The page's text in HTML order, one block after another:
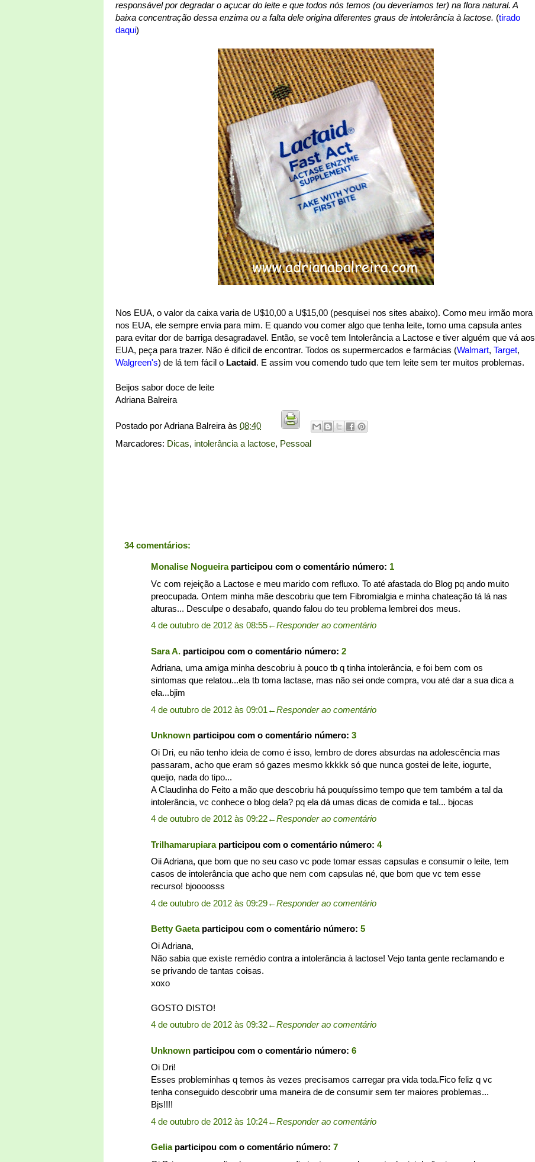
responsável por degradar o açucar do leite e que todos nós temos (ou deveríamos ter) na flora natural. A
baixa concentração dessa enzima ou a falta dele origina diferentes graus de intolerância à lactose. (tirado
daqui)
Nos EUA, o valor da caixa varia de U$10,00 a U$15,00 (pesquisei nos sites abaixo). Como meu irmão mora
nos EUA, ele sempre envia para mim. E quando vou comer algo que tenha leite, tomo uma capsula antes
para evitar dor de barriga desagradavel. Então, se você tem Intolerância a Lactose e tiver alguém que vá aos
EUA, peça para trazer. Não é dificil de encontrar. Todos os supermercados e farmácias (Walmart, Target,
Walgreen's) de lá tem fácil o Lactaid. E assim vou comendo tudo que tem leite sem ter muitos problemas.
Beijos sabor doce de leite
Adriana Balreira
Postado porAdriana Balreira às 08:40
Marcadores: Dicas, intolerância a lactose, Pessoal
34 comentários:
Monalise Nogueiraparticipou com o comentário número: 1
Vc com rejeição a Lactose e meu marido com refluxo. To até afastada do Blog pq ando muito
preocupada. Ontem minha mãe descobriu que tem Fibromialgia e minha chateação tá lá nas
alturas... Desculpe o desabafo, quando falou do teu problema lembrei dos meus.
4 de outubro de 2012 às 08:55←Responder ao comentário
Sara A. participou com o comentário número: 2
Adriana, uma amiga minha descobriu à pouco tb q tinha intolerância, e foi bem com os
sintomas que relatou...ela tb toma lactase, mas não sei onde compra, vou até dar a sua dica a
ela...bjim
4 de outubro de 2012 às 09:01 ←Responder ao comentário
Unknown participou com o comentário número: 3
Oi Dri, eu não tenho ideia de como é isso, lembro de dores absurdas na adolescência mas
passaram, acho que eram só gazes mesmo kkkkk só que nunca gostei de leite, iogurte,
queijo, nada do tipo...
A Claudinha do Feito a mão que descobriu há pouquíssimo tempo que tem também a tal da
intolerância, vc conhece o blog dela? pq ela dá umas dicas de comida e tal... bjocas
4 de outubro de 2012 às 09:22←Responder ao comentário
Trilhamarupiaraparticipou com o comentário número: 4
Oii Adriana, que bom que no seu caso vc pode tomar essas capsulas e consumir o leite, tem
casos de intolerância que acho que nem com capsulas né, que bom que vc tem esse
recurso! bjoooosss
4 de outubro de 2012 às 09:29←Responder ao comentário
Betty Gaetaparticipou com o comentário número: 5
Oi Adriana,
Não sabia que existe remédio contra a intolerância à lactose! Vejo tanta gente reclamando e
se privando de tantas coisas.
xoxo
GOSTO DISTO!
4 de outubro de 2012 às 09:32←Responder ao comentário
Unknown participou com o comentário número: 6
Oi Dri!
Esses probleminhas q temos às vezes precisamos carregar pra vida toda.Fico feliz q vc
tenha conseguido descobrir uma maneira de de consumir sem ter maiores problemas...
Bjs!!!!
4 de outubro de 2012 às 10:24←Responder ao comentário
Geliaparticipou com o comentário número: 7